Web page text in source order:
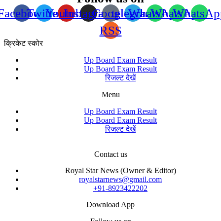
TwitterYoutube
Instagram
Googletelegram
WhatsApp
WhatsApp
RSS
क्रिकेट स्कोर
Up Board Exam Result
Up Board Exam Result
रिजल्ट देखें
Menu
Up Board Exam Result
Up Board Exam Result
रिजल्ट देखें
Contact us
Royal Star News (Owner & Editor)
royalstarnews@gmail.com
+91-8923422202
Download App